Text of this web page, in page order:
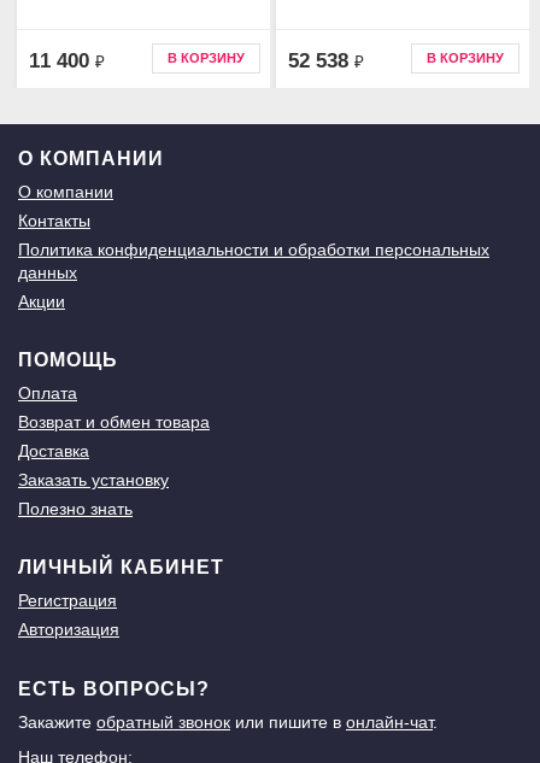
11 400 ₽ В КОРЗИНУ 52 538 ₽ В КОРЗИНУ
О КОМПАНИИ
О компании
Контакты
Политика конфиденциальности и обработки персональных
данных
Акции
ПОМОЩЬ
Оплата
Возврат и обмен товара
Доставка
Заказать установку
Полезно знать
ЛИЧНЫЙ КАБИНЕТ
Регистрация
Авторизация
ЕСТЬ ВОПРОСЫ?
Закажите обратный звонок или пишите в онлайн-чат.
Наш телефон: